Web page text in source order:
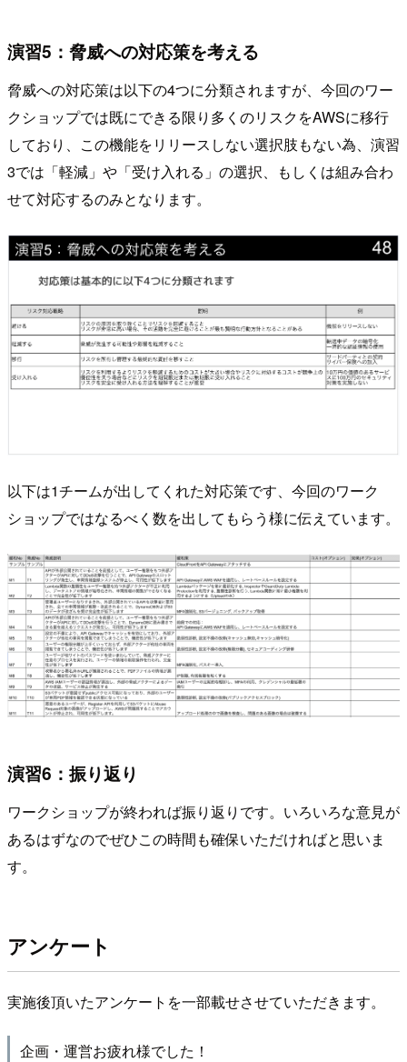
演習5：脅威への対応策を考える
脅威への対応策は以下の4つに分類されますが、今回のワー
クショップでは既にできる限り多くのリスクをAWSに移行
しており、この機能をリリースしない選択肢もない為、演習
3では「軽減」や「受け入れる」の選択、もしくは組み合わ
せて対応するのみとなります。
以下は1チームが出してくれた対応策です、今回のワーク
ショップではなるべく数を出してもらう様に伝えています。
演習6：振り返り
ワークショップが終われば振り返りです。いろいろな意見が
あるはずなのでぜひこの時間も確保いただければと思いま
す。
アンケート
実施後頂いたアンケートを一部載せさせていただきます。
企画・運営お疲れ様でした！